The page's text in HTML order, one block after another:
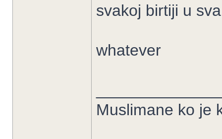
svakoj birtiji u
whatever
Muslimane ko je